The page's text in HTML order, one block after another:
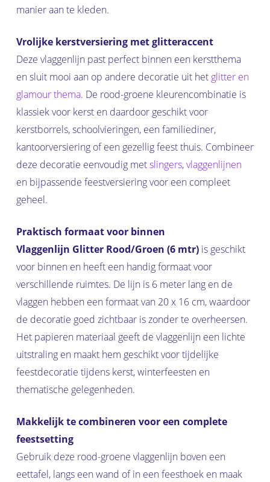
manier aan te kleden.
Vrolijke kerstversiering met glitteraccent
Deze vlaggenlijn past perfect binnen een kerstthema
en sluit mooi aan op andere decoratie uit het glitter en
glamour thema. De rood-groene kleurencombinatie is
klassiek voor kerst en daardoor geschikt voor
kerstborrels, schoolvieringen, een familiediner,
kantoorversiering of een gezellig feest thuis. Combineer
deze decoratie eenvoudig metslingers,vlaggenlijnen
en bijpassende feestversiering voor een compleet
geheel.
Praktisch formaat voor binnen
Vlaggenlijn Glitter Rood/Groen (6 mtr)is geschikt
voor binnen en heeft een handig formaat voor
verschillende ruimtes. De lijn is 6 meter lang en de
vlaggen hebben een formaat van 20 x 16 cm, waardoor
de decoratie goed zichtbaar is zonder te overheersen.
Het papieren materiaal geeft de vlaggenlijn een lichte
uitstraling en maakt hem geschikt voor tijdelijke
feestdecoratie tijdens kerst, winterfeesten en
thematische gelegenheden.
Makkelijk te combineren voor een complete
feestsetting
Gebruik deze rood-groene vlaggenlijn boven een
eettafel, langs een wand of in een feesthoek en maak